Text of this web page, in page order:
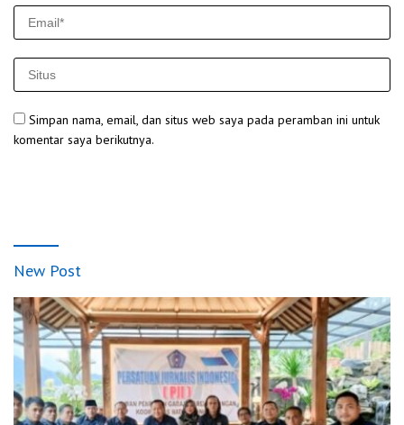
Simpan nama, email, dan situs web saya pada peramban ini untuk
komentar saya berikutnya.
New Post